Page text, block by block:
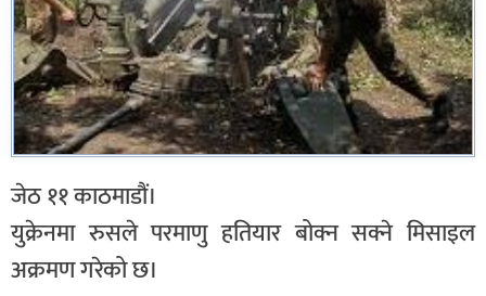
जेठ ११ काठमाडौं।
युक्रेनमा रुसले परमाणु हतियार बोक्न सक्ने मिसाइल
अक्रमण गरेको छ।